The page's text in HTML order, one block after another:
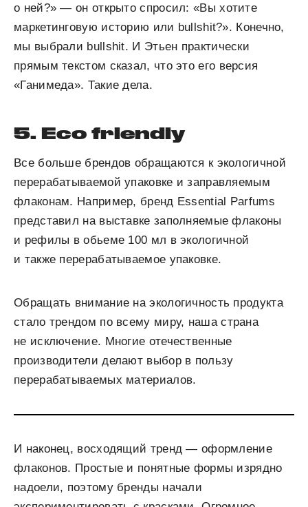
о ней?» — он открыто спросил: «Вы хотите
маркетинговую историю или bullshit?». Конечно,
мы выбрали bullshit. И Этьен практически
прямым текстом сказал, что это его версия
«Ганимеда». Такие дела.
5. Eco friendly
Все больше брендов обращаются к экологичной
перерабатываемой упаковке и заправляемым
флаконам. Например, бренд Essential Parfums
представил на выставке заполняемые флаконы
и рефилы в обьеме 100 мл в экологичной
и также перерабатываемое упаковке.
Обращать внимание на экологичность продукта
стало трендом по всему миру, наша страна
не исключение. Многие отечественные
производители делают выбор в пользу
перерабатываемых материалов.
И наконец, восходящий тренд — оформление
флаконов. Простые и понятные формы изрядно
надоели, поэтому бренды начали